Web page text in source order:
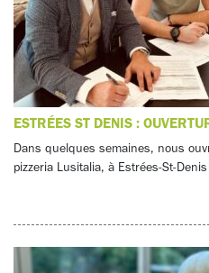
ESTRÉES ST DENIS :
Dans quelques semaines, nous
pizzeria Lusitalia, à Estrées-St-